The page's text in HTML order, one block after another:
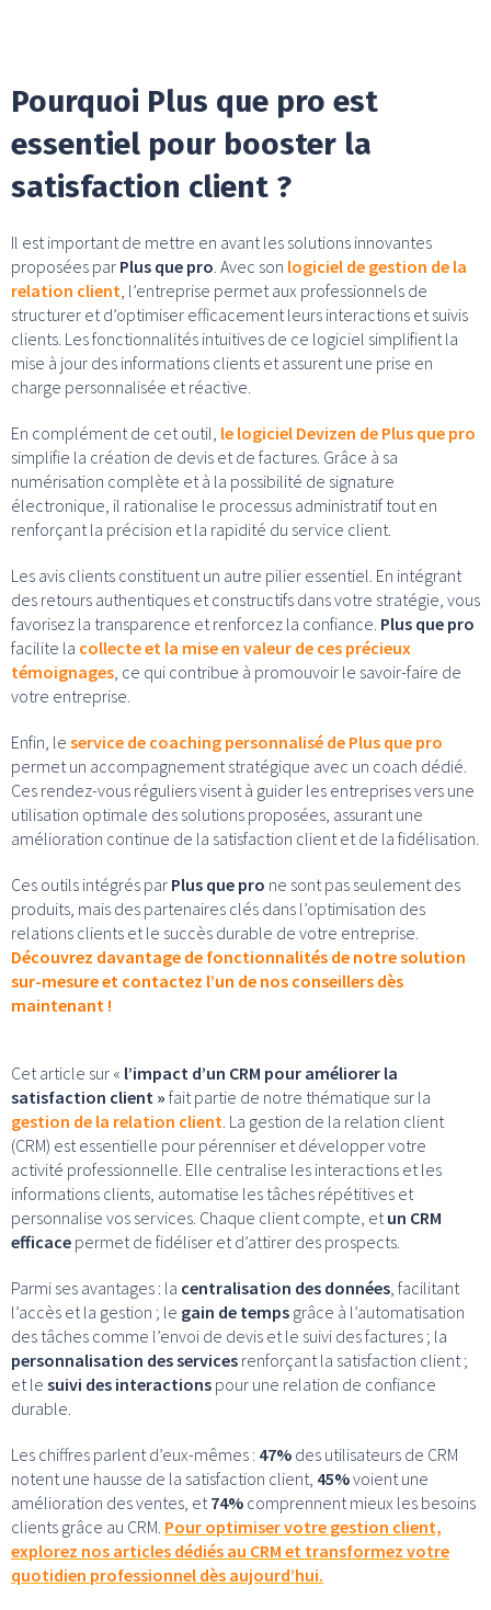
Pourquoi Plus que pro est
essentiel pour booster la
satisfaction client ?
Il est important de mettre en avant les solutions innovantes
proposées par Plus que pro . Avec son logiciel de gestion de la
relation client , l’entreprise permet aux professionnels de
structurer et d’optimiser efficacement leurs interactions et suivis
clients. Les fonctionnalités intuitives de ce logiciel simplifient la
mise à jour des informations clients et assurent une prise en
charge personnalisée et réactive.
En complément de cet outil, le logiciel Devizen de Plus que pro
simplifie la création de devis et de factures. Grâce à sa
numérisation complète et à la possibilité de signature
électronique, il rationalise le processus administratif tout en
renforçant la précision et la rapidité du service client.
Les avis clients constituent un autre pilier essentiel. En intégrant
des retours authentiques et constructifs dans votre stratégie, vous
favorisez la transparence et renforcez la confiance. Plus que pro
facilite la collecte et la mise en valeur de ces précieux
témoignages , ce qui contribue à promouvoir le savoir-faire de
votre entreprise.
Enfin, le service de coaching personnalisé de Plus que pro
permet un accompagnement stratégique avec un coach dédié.
Ces rendez-vous réguliers visent à guider les entreprises vers une
utilisation optimale des solutions proposées, assurant une
amélioration continue de la satisfaction client et de la fidélisation.
Ces outils intégrés par Plus que pro ne sont pas seulement des
produits, mais des partenaires clés dans l’optimisation des
relations clients et le succès durable de votre entreprise.
Découvrez davantage de fonctionnalités de notre solution
sur-mesure et contactez l’un de nos conseillers dès
maintenant !
Cet article sur « l’impact d’un CRM pour améliorer la
satisfaction client » fait partie de notre thématique sur la
gestion de la relation client . La gestion de la relation client
(CRM) est essentielle pour pérenniser et développer votre
activité professionnelle. Elle centralise les interactions et les
informations clients, automatise les tâches répétitives et
personnalise vos services. Chaque client compte, et un CRM
efficace permet de fidéliser et d’attirer des prospects.
Parmi ses avantages : la centralisation des données , facilitant
l’accès et la gestion ; le gain de temps grâce à l’automatisation
des tâches comme l’envoi de devis et le suivi des factures ; la
personnalisation des services renforçant la satisfaction client ;
et le suivi des interactions pour une relation de confiance
durable.
Les chiffres parlent d’eux-mêmes : 47% des utilisateurs de CRM
notent une hausse de la satisfaction client, 45%voient une
amélioration des ventes, et 74% comprennent mieux les besoins
clients grâce au CRM. Pour optimiser votre gestion client,
explorez nos articles dédiés au CRM et transformez votre
quotidien professionnel dès aujourd’hui.